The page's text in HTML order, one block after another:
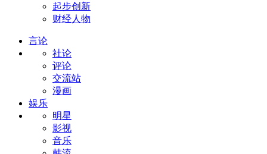
起步创新
财经人物
言论
社论
评论
交流站
漫画
娱乐
明星
影视
音乐